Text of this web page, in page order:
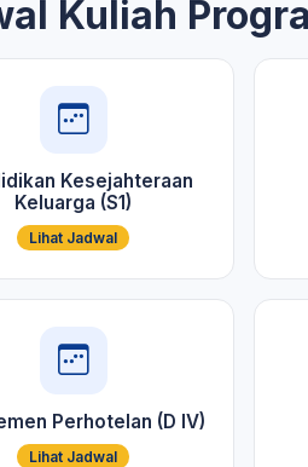
Kuliah
Kesejahteraan
Keluarga (S1)
Lihat Jadwal
Perhotelan (D IV)
Lihat Jadwal